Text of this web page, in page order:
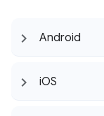
Android
iOS